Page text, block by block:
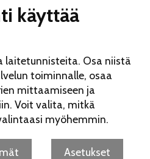
käyttää
laitetunnisteita. Osa niistä
toiminnalle, osaa
mittaamiseen ja
Voit valita, mitkä
myöhemmin.
Asetukset